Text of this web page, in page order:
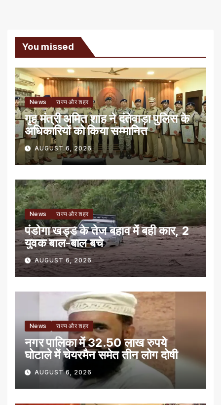
You missed
News राज्य और शहर
गृह मंत्री अमित शाह ने दंतेवाड़ा पुलिस के
अधिकारियों को किया सम्मानित
AUGUST 6, 2026
News राज्य और शहर
पंडोगा खड्ड के तेज बहाव में बही कार, 2
युवक बाल-बाल बचे
AUGUST 6, 2026
News राज्य और शहर
नगर पालिका में 32.50 लाख रुपये
घोटाले में चेयरमैन समेत तीन लोग दोषी
AUGUST 6, 2026